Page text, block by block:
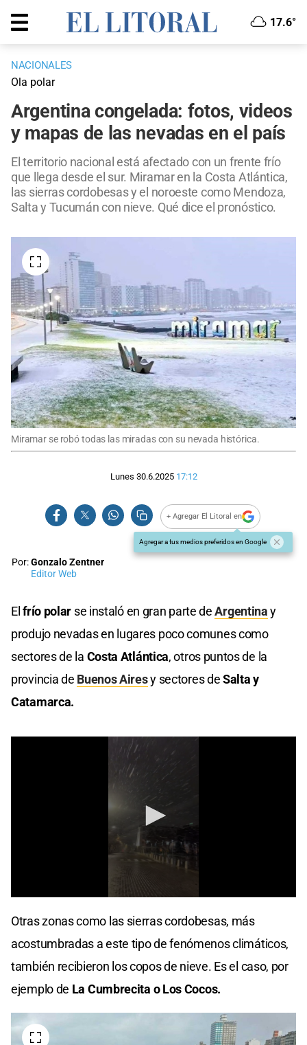
17.6°
NACIONALES
Ola polar
Argentina congelada: fotos, videos
y mapas de las nevadas en el país
El territorio nacional está afectado con un frente frío
que llega desde el sur. Miramar en la Costa Atlántica,
las sierras cordobesas y el noroeste como Mendoza,
Salta y Tucumán con nieve. Qué dice el pronóstico.
Miramar se robó todas las miradas con su nevada histórica.
Lunes 30.6.2025 17:12
+ Agregar El Litoral en
Agregar a tus medios preferidos en Google
Por:Gonzalo Zentner
Editor Web
Elfrío polar se instaló en gran parte deArgentinay
produjo nevadas en lugares poco comunes como
sectores de la Costa Atlántica, otros puntos de la
provincia de Buenos Airesy sectores deSalta y
Catamarca.
of
seconds
Otras zonas como las sierras cordobesas, más
acostumbradas a este tipo de fenómenos climáticos,
también recibieron los copos de nieve. Es el caso, por
ejemplo de La Cumbrecita o Los Cocos.